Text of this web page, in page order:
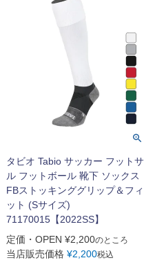
タビオ Tabio サッカー フットサ
ル フットボール 靴下 ソックス
FBストッキンググリップ＆フィ
ット (Sサイズ)
71170015【2022SS】
定価・OPEN ¥2,200のところ
当店販売価格 ¥2,200税込